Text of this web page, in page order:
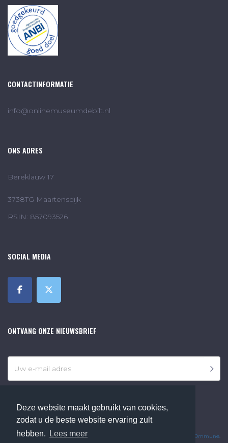
Deze website maakt gebruikt van cookies,
zodat u de beste website ervaring zult
hebben.
Lees meer
CONTACTINFORMATIE
info@onlinemuseumdebilt.nl
ONS ADRES
Bereklauw 17
3738TG Maartensdijk
RSIN: 857093526
SOCIAL MEDIA
ONTVANG ONZE NIEUWSBRIEF
©2018 Online Museum de Bilt. Alle rechten voorbehouden.
Ommune